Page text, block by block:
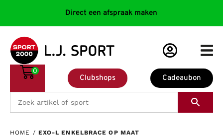
Direct een afspraak maken
Cadeaubon
Clubshops
0
HOME / EXO-L ENKELBRACE OP MAAT